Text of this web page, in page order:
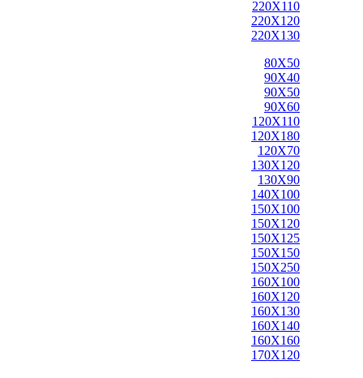
220X110
220X120
220X130
80X50
90X40
90X50
90X60
120X110
120X180
120X70
130X120
130X90
140X100
150X100
150X120
150X125
150X150
150X250
160X100
160X120
160X130
160X140
160X160
170X120